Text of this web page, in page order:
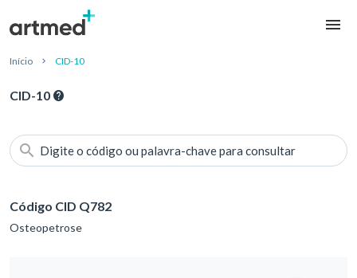
Início CID-10
CID-10
Digite o código ou palavra-chave para consultar
Código CID Q782
Osteopetrose